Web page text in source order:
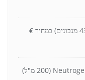
מגבוני Pampers Aqua Pure (432 מגבונים) במחיר €
תרסיס להגברת הלחות לגוף של Neutrogena (200 מ"ל)